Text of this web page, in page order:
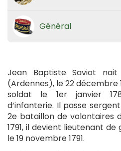
Général
Jean Baptiste Saviot nait
(Ardennes), le 22 décembre
soldat le 1er janvier
d’infanterie. Il passe
2e bataillon de volontaires
1791, il devient lieutenant
le 19 novembre 1791.